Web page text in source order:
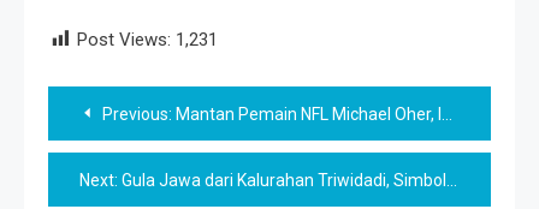
Post Views: 1,231
Post
navigation
Previous: Mantan Pemain NFL Michael Oher, Inspirator Film ‘The Blind Side’, Menggugat Keluarga yang Menampungnya
Next: Gula Jawa dari Kalurahan Triwidadi, Simbol Tradisi dan Potensi Daerah